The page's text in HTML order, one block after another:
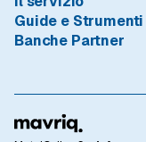
Contatta MutuiOnline.it
Opinioni degli Utenti
Linee guida editoriali
Rassegna Stampa
Lavora con Noi
Come Funziona
Condizioni di Utilizzo
Privacy
Informativa Cookie
Preferenze Cookie
Guide e Strumenti
Guide Mutui
Mutuo 100 prima casa
Calcolo Rata Mutuo
Osservatorio Tassi
Banche Partner
BNL - BNP Paribas
BPER Banca